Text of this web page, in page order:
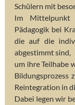
Schülern mit
Im Mittelpunkt
Pädagogik bei
die auf die
abgestimmt sind,
um ihre Teilhabe
Bildungsprozess
Reintegration in
Dabei legen wir